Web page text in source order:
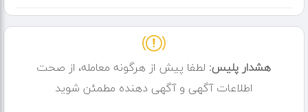
هشدار پلیس: لطفا پیش از هرگونه معامله، از صحت
اطلاعات آگهی و آگهی دهنده مطمئن شوید